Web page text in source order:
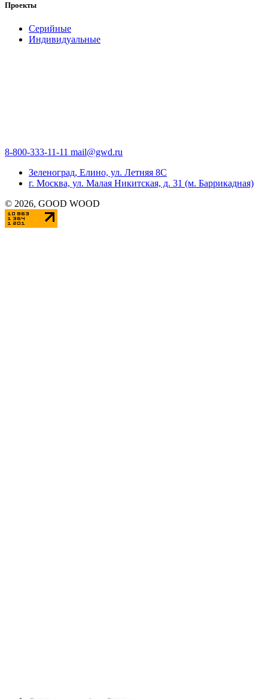
Проекты
Серийные
Индивидуальные
8-800-333-11-11 mail@gwd.ru
Зеленоград, Елино, ул. Летняя 8С
г. Москва, ул. Малая Никитская, д. 31 (м. Баррикадная)
© 2026, GOOD WOOD